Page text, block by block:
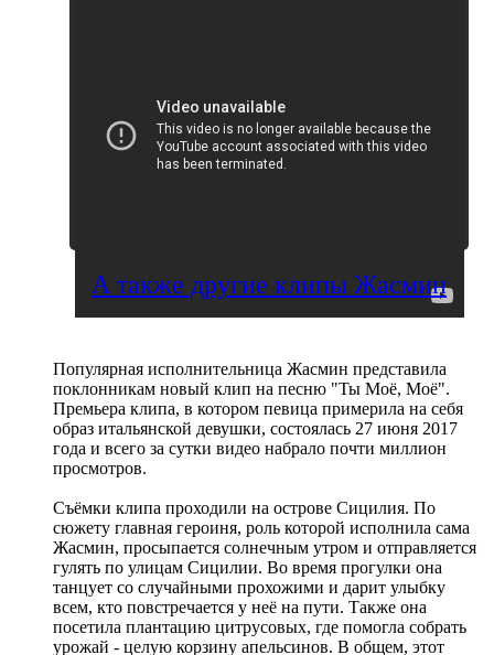
А также другие клипы Жасмин
Популярная исполнительница Жасмин представила
поклонникам новый клип на песню "Ты Моё, Моё".
Премьера клипа, в котором певица примерила на себя
образ итальянской девушки, состоялась 27 июня 2017
года и всего за сутки видео набрало почти миллион
просмотров.
Съёмки клипа проходили на острове Сицилия. По
сюжету главная героиня, роль которой исполнила сама
Жасмин, просыпается солнечным утром и отправляется
гулять по улицам Сицилии. Во время прогулки она
танцует со случайными прохожими и дарит улыбку
всем, кто повстречается у неё на пути. Также она
посетила плантацию цитрусовых, где помогла собрать
урожай - целую корзину апельсинов. В общем, этот